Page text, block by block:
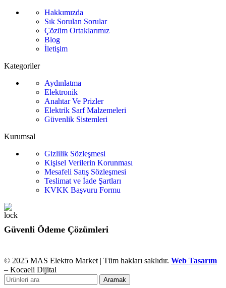
Hakkımızda
Sık Sorulan Sorular
Çözüm Ortaklarımız
Blog
İletişim
Kategoriler
Aydınlatma
Elektronik
Anahtar Ve Prizler
Elektrik Sarf Malzemeleri
Güvenlik Sistemleri
Kurumsal
Gizlilik Sözleşmesi
Kişisel Verilerin Korunması
Mesafeli Satış Sözleşmesi
Teslimat ve İade Şartları
KVKK Başvuru Formu
Güvenli Ödeme Çözümleri
© 2025 MAS Elektro Market | Tüm hakları saklıdır. Web Tasarım
– Kocaeli Dijital
Aramak